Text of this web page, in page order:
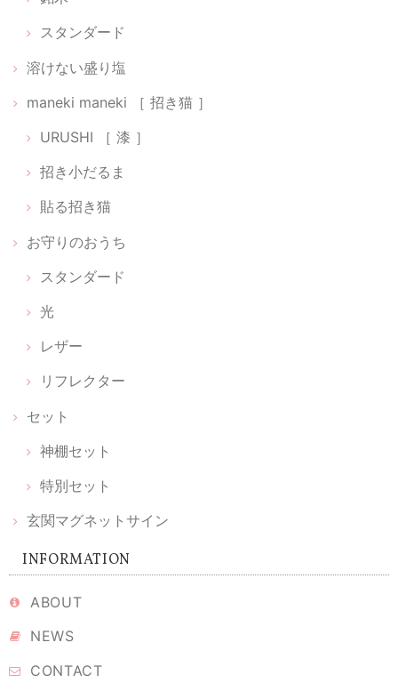
ちいさな神具：にほんのいろ【 無垢 】
貼る神棚【 Cat 01 】
2026/02/22
光のお供え【 水･米･塩 】
作られていてしばらく鑑賞してました。毎朝拝見してお祈りするのも楽
2026/02/11
シンプルな神棚を購入したのですが、榊やお供えをどうしようかと考え
ていたとき、こちらを見つけました。とても丁寧に梱包されて届き、あ
キというのもなんだか特別で、満足です。大事にしていこうと思いま
スタンダード
溶けない盛り塩
maneki maneki ［ 招き猫 ］
URUSHI ［ 漆 ］
招き小だるま
貼る招き猫
お守りのおうち
スタンダード
光
レザー
リフレクター
セット
神棚セット
特別セット
玄関マグネットサイン
INFORMATION
ABOUT
NEWS
CONTACT